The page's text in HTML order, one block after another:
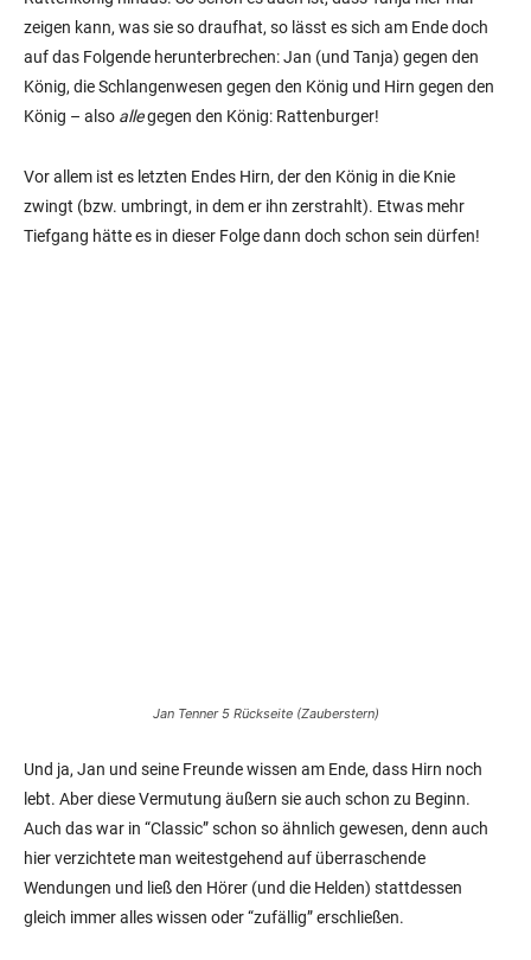
zeigen kann, was sie so draufhat, so lässt es sich am Ende doch
auf das Folgende herunterbrechen: Jan (und Tanja) gegen den
König, die Schlangenwesen gegen den König und Hirn gegen den
König – also allegegen den König: Rattenburger!
Vor allem ist es letzten Endes Hirn, der den König in die Knie
zwingt (bzw. umbringt, in dem er ihn zerstrahlt). Etwas mehr
Tiefgang hätte es in dieser Folge dann doch schon sein dürfen!
Jan Tenner 5 Rückseite (Zauberstern)
Und ja, Jan und seine Freunde wissen am Ende, dass Hirn noch
lebt. Aber diese Vermutung äußern sie auch schon zu Beginn.
Auch das war in “Classic” schon so ähnlich gewesen, denn auch
hier verzichtete man weitestgehend auf überraschende
Wendungen und ließ den Hörer (und die Helden) stattdessen
gleich immer alles wissen oder “zufällig” erschließen.